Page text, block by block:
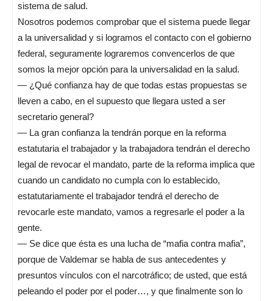
sistema de salud.
Nosotros podemos comprobar que el sistema puede llegar
a la universalidad y si logramos el contacto con el gobierno
federal, seguramente lograremos convencerlos de que
somos la mejor opción para la universalidad en la salud.
— ¿Qué confianza hay de que todas estas propuestas se
lleven a cabo, en el supuesto que llegara usted a ser
secretario general?
— La gran confianza la tendrán porque en la reforma
estatutaria el trabajador y la trabajadora tendrán el derecho
legal de revocar el mandato, parte de la reforma implica que
cuando un candidato no cumpla con lo establecido,
estatutariamente el trabajador tendrá el derecho de
revocarle este mandato, vamos a regresarle el poder a la
gente.
— Se dice que ésta es una lucha de “mafia contra mafia”,
porque de Valdemar se habla de sus antecedentes y
presuntos vínculos con el narcotráfico; de usted, que está
peleando el poder por el poder…, y que finalmente son lo